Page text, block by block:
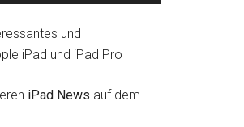
und
iPad und iPad Pro
iPad News auf dem